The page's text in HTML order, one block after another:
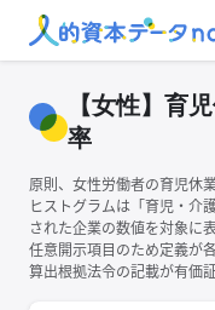
【女性】育
率
原則、女性労働者の育児休
ヒストグラムは「育児・介
された企業の数値を対象に
任意開示項目のため定義が
算出根拠法令の記載が有価